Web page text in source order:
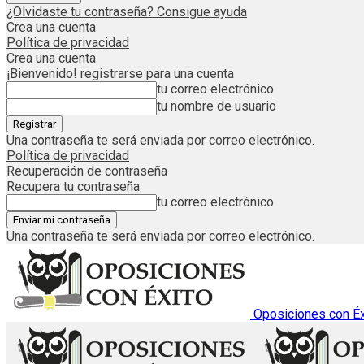
¿Olvidaste tu contraseña? Consigue ayuda
Crea una cuenta
Política de privacidad
Crea una cuenta
¡Bienvenido! registrarse para una cuenta
tu correo electrónico
tu nombre de usuario
Una contraseña te será enviada por correo electrónico.
Política de privacidad
Recuperación de contraseña
Recupera tu contraseña
tu correo electrónico
Una contraseña te será enviada por correo electrónico.
Oposiciones con